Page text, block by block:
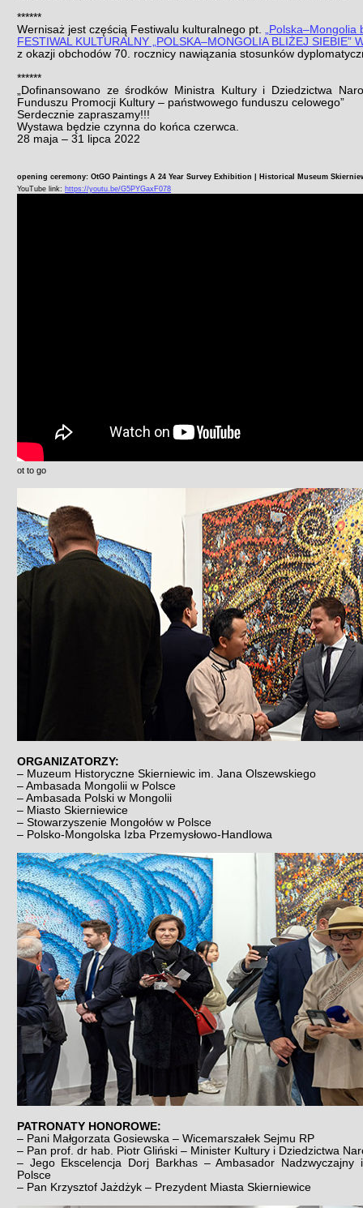
******
Wernisaż jest częścią Festiwalu kulturalnego pt. „Polska–Mongolia
FESTIWAL KULTURALNY „POLSKA–MONGOLIA BLIŻEJ SIEBIE”
z okazji obchodów 70. rocznicy nawiązania stosunków
******
„Dofinansowano ze środków Ministra Kultury i Dziedzictwa
Funduszu Promocji Kultury – państwowego funduszu celowego”
Serdecznie zapraszamy!!!
Wystawa będzie czynna do końca czerwca.
28 maja – 31 lipca 2022
opening ceremony: OtGO Paintings A 24 Year Survey Exhibition | Historical Museum
YouTube link: https://youtu.be/G5PYGaxF078
ot to go
ORGANIZATORZY:
– Muzeum Historyczne Skierniewic im. Jana Olszewskiego
– Ambasada Mongolii w Polsce
– Ambasada Polski w Mongolii
– Miasto Skierniewice
– Stowarzyszenie Mongołów w Polsce
– Polsko-Mongolska Izba Przemysłowo-Handlowa
PATRONATY HONOROWE:
– Pani Małgorzata Gosiewska – Wicemarszałek Sejmu RP
– Pan prof. dr hab. Piotr Gliński – Minister Kultury i Dziedzictwa
– Jego Ekscelencja Dorj Barkhas – Ambasador Nadzwyczajny
Polsce
– Pan Krzysztof Jażdżyk – Prezydent Miasta Skierniewice